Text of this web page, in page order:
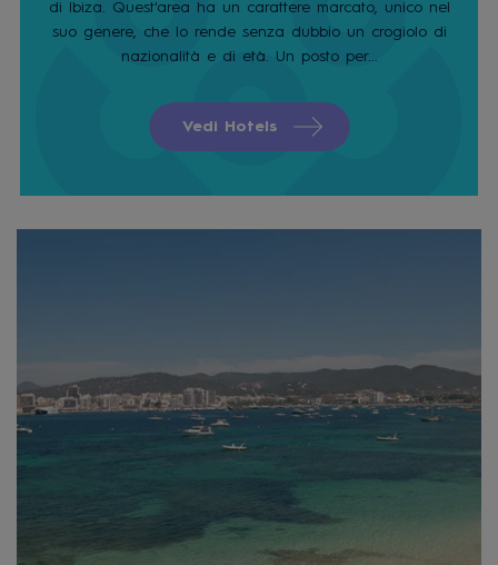
di Ibiza. Quest'area ha un carattere marcato, unico nel
suo genere, che lo rende senza dubbio un crogiolo di
nazionalità e di età. Un posto per...
Vedi Hotels